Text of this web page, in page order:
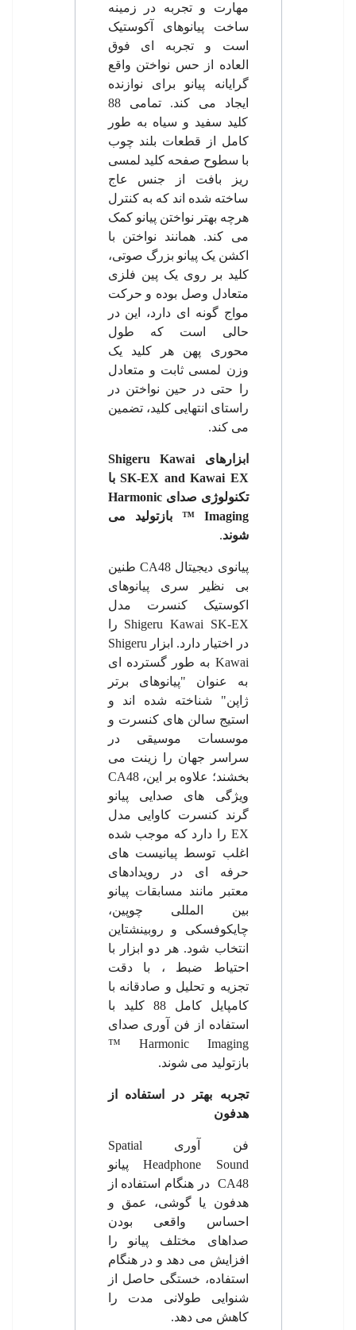
مهارت و تجربه در زمینه
ساخت پیانوهای آکوستیک
است و تجربه ای فوق
العاده از حس نواختن واقع
گرایانه پیانو برای نوازنده
ایجاد می کند. تمامی 88
کلید سفید و سیاه به طور
کامل از قطعات بلند چوب
با سطوح صفحه کلید لمسی
ریز بافت از جنس عاج
ساخته شده اند که به کنترل
هرچه بهتر نواختن پیانو کمک
می کند. همانند نواختن با
اکشن یک پیانو بزرگ صوتی،
کلید بر روی یک پین فلزی
متعادل وصل بوده و حرکت
مواج گونه ای دارد، این در
حالی است که طول
محوری پهن هر کلید یک
وزن لمسی ثابت و متعادل
را حتی در حین نواختن در
راستای انتهایی کلید، تضمین
می کند.
ابزارهای Shigeru Kawai
SK-EX and Kawai EX با
تکنولوژی صدایHarmonic
Imaging
™ بازتولید می
شوند.
پیانوی دیجیتالCA48 طنین
بی نظیر سری پیانوهای
اکوستیک کنسرت مدل
Shigeru Kawai SK-EX را
در اختیار دارد. ابزار Shigeru
Kawai به طور گسترده ای
به عنوان "پیانوهای برتر
ژاپن" شناخته شده اند و
استیج سالن های کنسرت و
موسسات موسیقی در
سراسر جهان را زینت می
بخشند؛ علاوه بر این،CA48
ویژگی های صدایی پیانو
گرند کنسرت کاوایی مدل
EX را دارد که موجب شده
اغلب توسط پیانیست های
حرفه ای در رویدادهای
معتبر مانند مسابقات پیانو
بین المللی چوپین،
چایکوفسکی و روبینشتاین
انتخاب شود. هر دو ابزار با
احتیاط ضبط ، با دقت
تجزیه و تحلیل و صادقانه با
کامپایل کامل 88 کلید با
استفاده از فن آوری صدای
Harmonic Imaging
™
بازتولید می شوند.
تجربه بهتر در استفاده از
هدفون
فن آوری Spatial
Headphone Sound
پیانو
CA48 در هنگام استفاده از
هدفون یا گوشی، عمق و
احساس واقعی بودن
صداهای مختلف پیانو را
افزایش می دهد و در هنگام
استفاده، خستگی حاصل از
شنوایی طولانی مدت را
کاهش می دهد.